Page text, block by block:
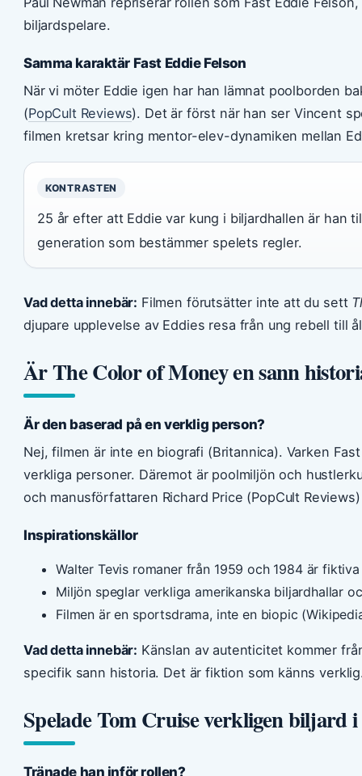
biljardspelare.
Samma karaktär Fast Eddie Felson
När vi möter Eddie igen har han lämnat poolborden
(PopCult Reviews). Det är först när han ser Vincent
filmen kretsar kring mentor-elev-dynamiken mellan
KONTRASTEN
25 år efter att Eddie var kung i biljardhallen är han
generation som bestämmer spelets regler.
Vad detta innebär: Filmen förutsätter inte att du sett
djupare upplevelse av Eddies resa från ung rebell till
Är The Color of Money en sann
Är den baserad på en verklig person?
Nej, filmen är inte en biografi (Britannica). Varken
verkliga personer. Däremot är poolmiljön och
och manusförfattaren Richard Price (PopCult
Inspirationskällor
Walter Tevis romaner från 1959 och 1984 är
Miljön speglar verkliga amerikanska biljardhallar
Filmen är en sportsdrama, inte en biopic
Vad detta innebär: Känslan av autenticitet kommer
specifik sann historia. Det är fiktion som känns
Spelade Tom Cruise verkligen biljard
Tränade han inför rollen?